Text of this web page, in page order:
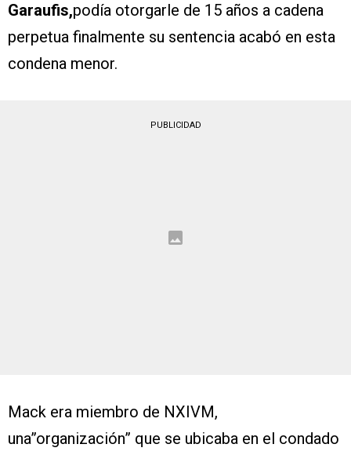
Garaufis,podía otorgarle de 15 años a cadena
perpetua finalmente su sentencia acabó en esta
condena menor.
PUBLICIDAD
Mack era miembro de NXIVM,
una”organización” que se ubicaba en el condado